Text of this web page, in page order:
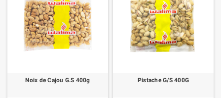
Noix de Cajou G.S 400g Pistache G/S 400G